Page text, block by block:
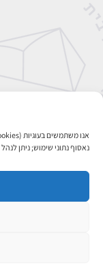
נאסוף נתוני שימוש; ניתן
אבן